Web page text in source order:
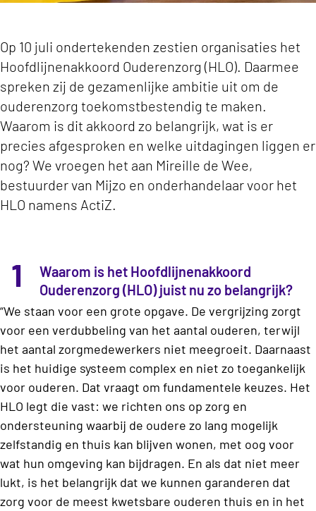
Op 10 juli ondertekenden zestien organisaties het
Hoofdlijnenakkoord Ouderenzorg (HLO). Daarmee
spreken zij de gezamenlijke ambitie uit om de
ouderenzorg toekomstbestendig te maken.
Waarom is dit akkoord zo belangrijk, wat is er
precies afgesproken en welke uitdagingen liggen er
nog? We vroegen het aan Mireille de Wee,
bestuurder van Mijzo en onderhandelaar voor het
HLO namens ActiZ.
1
Waarom is het Hoofdlijnenakkoord
Ouderenzorg (HLO) juist nu zo belangrijk?
“We staan voor een grote opgave. De vergrijzing zorgt
voor een verdubbeling van het aantal ouderen, terwijl
het aantal zorgmedewerkers niet meegroeit. Daarnaast
is het huidige systeem complex en niet zo toegankelijk
voor ouderen. Dat vraagt om fundamentele keuzes. Het
HLO legt die vast: we richten ons op zorg en
ondersteuning waarbij de oudere zo lang mogelijk
zelfstandig en thuis kan blijven wonen, met oog voor
wat hun omgeving kan bijdragen. En als dat niet meer
lukt, is het belangrijk dat we kunnen garanderen dat
zorg voor de meest kwetsbare ouderen thuis en in het